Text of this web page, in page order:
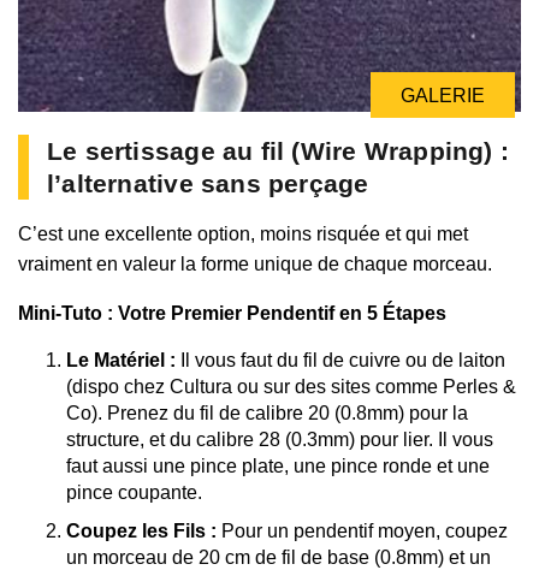
GALERIE
Le sertissage au fil (Wire Wrapping) :
l’alternative sans perçage
C’est une excellente option, moins risquée et qui met
vraiment en valeur la forme unique de chaque morceau.
Mini-Tuto : Votre Premier Pendentif en 5 Étapes
Le Matériel : Il vous faut du fil de cuivre ou de laiton
(dispo chez Cultura ou sur des sites comme Perles &
Co). Prenez du fil de calibre 20 (0.8mm) pour la
structure, et du calibre 28 (0.3mm) pour lier. Il vous
faut aussi une pince plate, une pince ronde et une
pince coupante.
Coupez les Fils : Pour un pendentif moyen, coupez
un morceau de 20 cm de fil de base (0.8mm) et un